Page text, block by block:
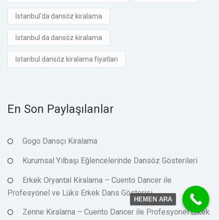
İstanbul'da dansöz kiralama
İstanbul da dansöz kiralama
İstanbul dansöz kiralama fiyatları
En Son Paylaşılanlar
Gogo Dansçı Kiralama
Kurumsal Yılbaşı Eğlencelerinde Dansöz Gösterileri
Erkek Oryantal Kiralama – Cuento Dancer ile
Profesyonel ve Lüks Erkek Dans Gösterisi
Zenne Kiralama – Cuento Dancer ile Profesyonel Erkek
HEMEN ARA